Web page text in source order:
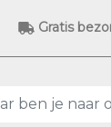
Gratis